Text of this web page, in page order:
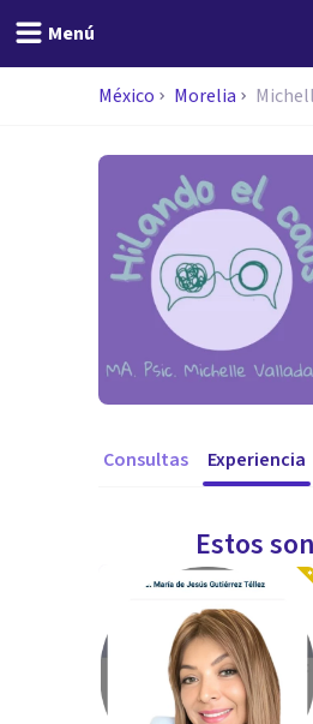
Menú
México Morelia
Consultas Experiencia
Estos